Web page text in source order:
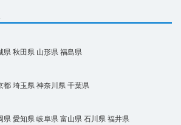
県秋田県 山形県福島県
都埼玉県神奈川県千葉県
県愛知県岐阜県富山県石川県福井県